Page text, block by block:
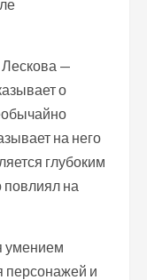
—
о
на него
глубоким
повлиял на
умением
персонажей и